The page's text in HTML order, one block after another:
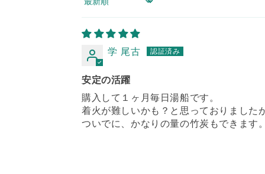
Sort by
学 尾古
安定の活躍
購入して１ヶ月毎日湯船です。
着火が難しいかも？と思っておりました
ついでに、かなりの量の竹炭もできます